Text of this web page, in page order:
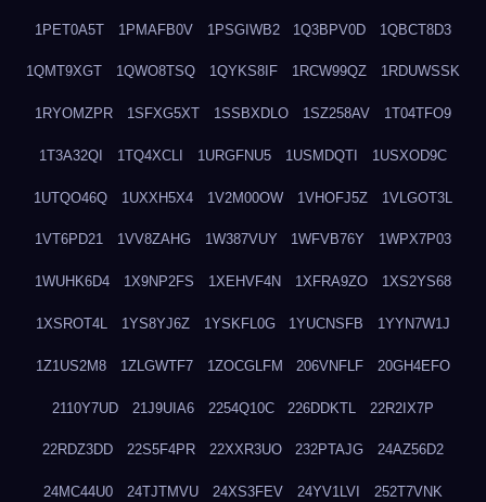
1PET0A5T 1PMAFB0V 1PSGIWB2 1Q3BPV0D 1QBCT8D3
1QMT9XGT 1QWO8TSQ 1QYKS8IF 1RCW99QZ 1RDUWSSK
1RYOMZPR 1SFXG5XT 1SSBXDLO 1SZ258AV 1T04TFO9
1T3A32QI 1TQ4XCLI 1URGFNU5 1USMDQTI 1USXOD9C
1UTQO46Q 1UXXH5X4 1V2M00OW 1VHOFJ5Z 1VLGOT3L
1VT6PD21 1VV8ZAHG 1W387VUY 1WFVB76Y 1WPX7P03
1WUHK6D4 1X9NP2FS 1XEHVF4N 1XFRA9ZO 1XS2YS68
1XSROT4L 1YS8YJ6Z 1YSKFL0G 1YUCNSFB 1YYN7W1J
1Z1US2M8 1ZLGWTF7 1ZOCGLFM 206VNFLF 20GH4EFO
2110Y7UD 21J9UIA6 2254Q10C 226DDKTL 22R2IX7P
22RDZ3DD 22S5F4PR 22XXR3UO 232PTAJG 24AZ56D2
24MC44U0 24TJTMVU 24XS3FEV 24YV1LVI 252T7VNK